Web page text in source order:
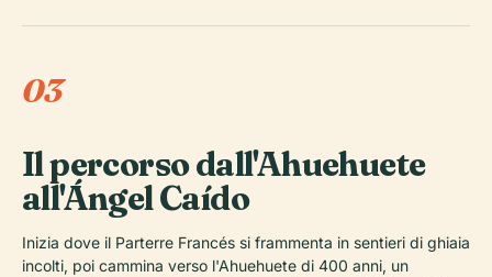
03
Il percorso dall'Ahuehuete
all'Ángel Caído
Inizia dove il Parterre Francés si frammenta in sentieri di ghiaia
incolti, poi cammina verso l'Ahuehuete di 400 anni, un